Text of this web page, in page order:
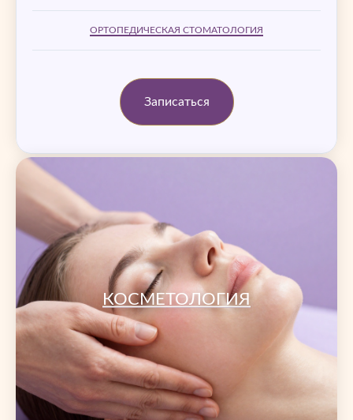
ОРТОПЕДИЧЕСКАЯ СТОМАТОЛОГИЯ
Записаться
КОСМЕТОЛОГИЯ